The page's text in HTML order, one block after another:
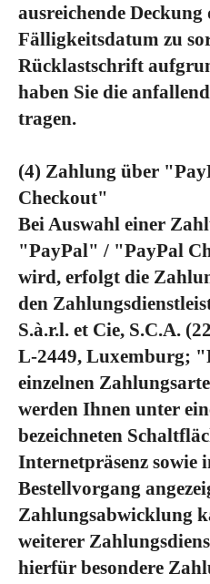
ausreichende Deckung
Fälligkeitsdatum zu
Rücklastschrift
haben Sie die
tragen.
(4) Zahlung über
Checkout"
Bei Auswahl einer
"PayPal" / "PayPal
wird, erfolgt die
den
S.à.r.l. et Cie, S.C.A.
L-2449, Luxemburg;
einzelnen
werden Ihnen unter
bezeichneten
Internetpräsenz sowie
Bestellvorgang
Zahlungsabwicklung
weiterer
hierfür besondere